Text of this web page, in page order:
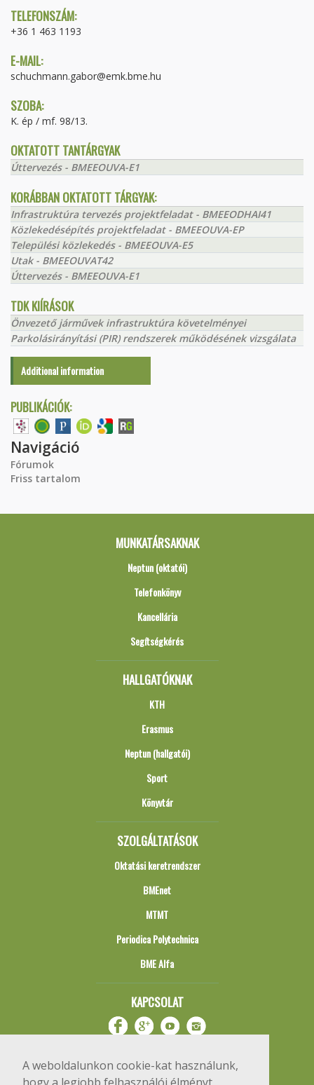
A weboldalunkon cookie-kat használunk,
TELEFONSZÁM:
+36 1 463 1193
E-MAIL:
schuchmann.gabor@emk.bme.hu
SZOBA:
K. ép / mf. 98/13.
OKTATOTT TANTÁRGYAK
Úttervezés - BMEEOUVA-E1
KORÁBBAN OKTATOTT TÁRGYAK:
Infrastruktúra tervezés projektfeladat - BMEEODHAI41
Közlekedésépítés projektfeladat - BMEEOUVA-EP
Települési közlekedés - BMEEOUVA-E5
Utak - BMEEOUVAT42
Úttervezés - BMEEOUVA-E1
TDK KIÍRÁSOK
Önvezető járművek infrastruktúra követelményei
Parkolásirányítási (PIR) rendszerek működésének vizsgálata
Additional information
PUBLIKÁCIÓK:
Navigáció
Fórumok
Friss tartalom
MUNKATÁRSAKNAK
Neptun (oktatói)
Telefonkönyv
Kancellária
Segítségkérés
HALLGATÓKNAK
KTH
Erasmus
Neptun (hallgatói)
Sport
Könyvtár
SZOLGÁLTATÁSOK
Oktatási keretrendszer
BMEnet
MTMT
Periodica Polytechnica
BME Alfa
KAPCSOLAT